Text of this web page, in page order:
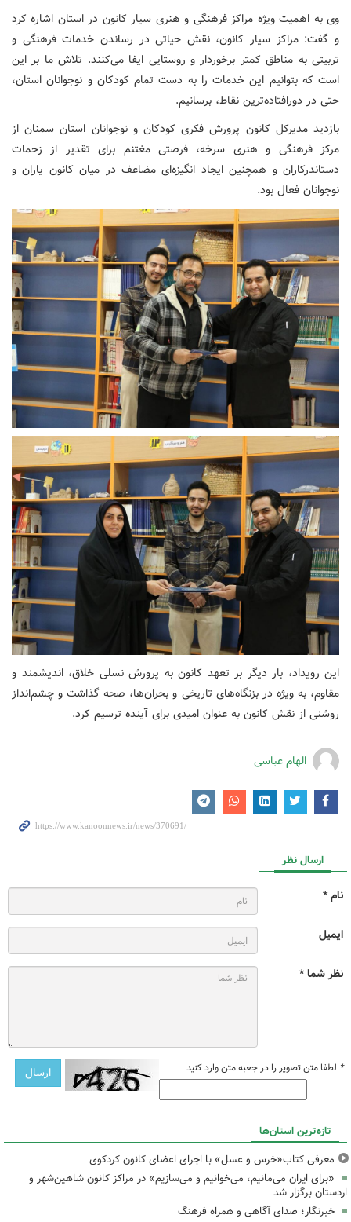
وی به اهمیت ویژه مراکز فرهنگی و هنری سیار کانون در استان اشاره کرد
و گفت: مراکز سیار کانون، نقش حیاتی در رساندن خدمات فرهنگی و
تربیتی به مناطق کمتر برخوردار و روستایی ایفا می‌کنند. تلاش ما بر این
است که بتوانیم این خدمات را به دست تمام کودکان و نوجوانان استان،
حتی در دورافتاده‌ترین نقاط، برسانیم.
بازدید مدیرکل کانون پرورش فکری کودکان و نوجوانان استان سمنان از
مرکز فرهنگی و هنری سرخه، فرصتی مغتنم برای تقدیر از زحمات
دستاندرکاران و همچنین ایجاد انگیزه‌ای مضاعف در میان کانون یاران و
نوجوانان فعال بود.
این رویداد، بار دیگر بر تعهد کانون به پرورش نسلی خلاق، اندیشمند و
مقاوم، به ویژه در بزنگاه‌های تاریخی و بحران‌ها، صحه گذاشت و چشم‌انداز
روشنی از نقش کانون به عنوان امیدی برای آینده ترسیم کرد.
الهام عباسی
ارسال نظر
نام *
ایمیل
نظر شما *
* لطفا متن تصویر را در جعبه متن وارد کنید
تازه‌ترین استان‌ها
معرفی کتاب«خرس و عسل» با اجرای اعضای کانون کردکوی
«برای ایران می‌مانیم، می‌خوانیم و می‌سازیم» در مراکز کانون شاهین‌شهر و
اردستان برگزار شد
خبرنگار؛ صدای آگاهی و همراه فرهنگ